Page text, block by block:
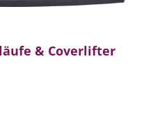
& Coverlifter